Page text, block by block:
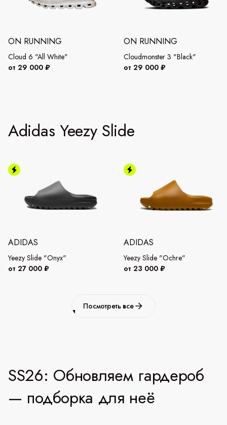
ON RUNNING
Cloud 6 "All White"
от 29 000 ₽
ON RUNNING
Cloudmonster 3 "Black"
от 29 000 ₽
Adidas Yeezy Slide
ADIDAS
Yeezy Slide "Onyx"
от 27 000 ₽
ADIDAS
Yeezy Slide "Ochre"
от 23 000 ₽
Посмотреть все
SS26: Обновляем гардероб
— подборка для неё